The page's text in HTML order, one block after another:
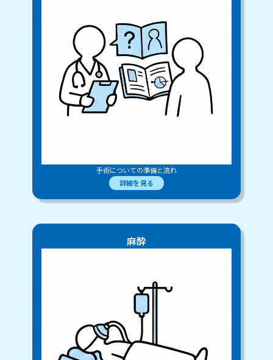
手術についての準備と流れ
詳細を見る
麻酔